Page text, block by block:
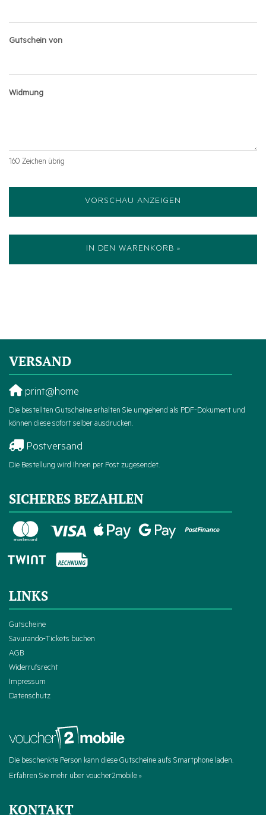
Gutschein von
Widmung
160 Zeichen übrig
VORSCHAU ANZEIGEN
IN DEN WARENKORB »
VERSAND
print@home
Die bestellten Gutscheine erhalten Sie umgehend als PDF-Dokument und
können diese sofort selber ausdrucken.
Postversand
Die Bestellung wird Ihnen per Post zugesendet.
SICHERES BEZAHLEN
LINKS
Gutscheine
Savurando-Tickets buchen
AGB
Widerrufsrecht
Impressum
Datenschutz
Die beschenkte Person kann diese Gutscheine aufs Smartphone laden.
Erfahren Sie mehr über voucher2mobile »
KONTAKT